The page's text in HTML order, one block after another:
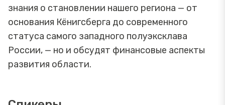
знания о становлении нашего региона — от
основания Кёнигсберга до современного
статуса самого западного полуэксклава
России, — но и обсудят финансовые аспекты
развития области.